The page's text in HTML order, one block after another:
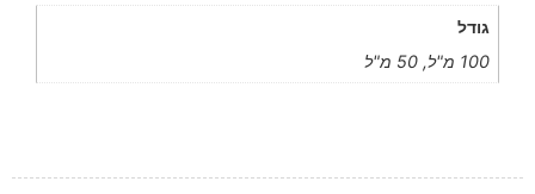
גודל
100 מ"ל, 50 מ"ל